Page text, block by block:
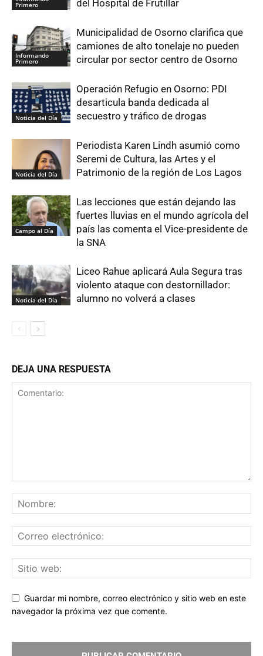
Primero del Hospital de Frutillar
Informando
Primero
Municipalidad de Osorno clarifica que
camiones de alto tonelaje no pueden
circular por sector centro de Osorno
Noticia del Día
Operación Refugio en Osorno: PDI
desarticula banda dedicada al
secuestro y tráfico de drogas
Noticia del Día
Periodista Karen Lindh asumió como
Seremi de Cultura, las Artes y el
Patrimonio de la región de Los Lagos
Campo al Día
Las lecciones que están dejando las
fuertes lluvias en el mundo agrícola del
país las comenta el Vice-presidente de
la SNA
Noticia del Día
Liceo Rahue aplicará Aula Segura tras
violento ataque con destornillador:
alumno no volverá a clases
DEJA UNA RESPUESTA
Guardar mi nombre, correo electrónico y sitio web en este
navegador la próxima vez que comente.